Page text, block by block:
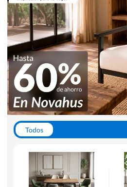
Todos
Escritorios y Sillas PC
Alfombras